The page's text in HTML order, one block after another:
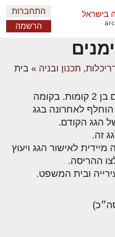
בישראל
התחברות
הרשמה
תכנון ובניה » בית
ברשותנו נכס בכרם התימנים בן 2 קומות. בקומה
לאחרונה בגג
הגג הקודם.
זה.
לאישור הגג ויעוץ
ההריסה.
ובית המשפט.